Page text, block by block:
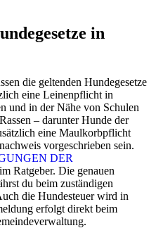
in
die geltenden Hundegesetze
eine Leinenpflicht in
und in der Nähe von Schulen
– darunter Hunde der
eine Maulkorbpflicht
vorgeschrieben sein.
DER
Ratgeber. Die genauen
du beim zuständigen
die Hundesteuer wird in
erfolgt direkt beim